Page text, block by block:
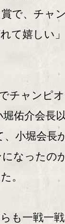
で、チャ
て嬉しい
チャンピ
佑介会長
小堀会長
なったの
。
も一戦一